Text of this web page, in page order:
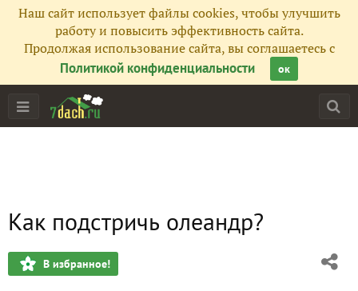
Наш сайт использует файлы cookies, чтобы улучшить
работу и повысить эффективность сайта.
Продолжая использование сайта, вы соглашаетесь с
Политикой конфиденциальности
ок
Как подстричь олеандр?
В избранное!